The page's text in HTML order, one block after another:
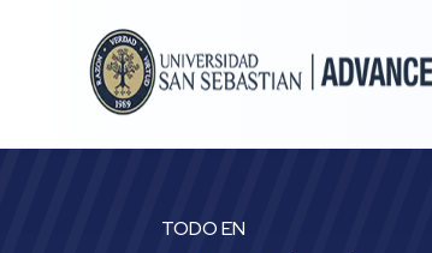
TODO EN